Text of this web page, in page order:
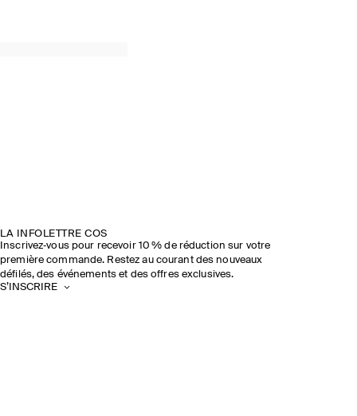
LA INFOLETTRE COS
Inscrivez‑vous pour recevoir 10 % de réduction sur votre
première commande. Restez au courant des nouveaux
défilés, des événements et des offres exclusives.
S’INSCRIRE